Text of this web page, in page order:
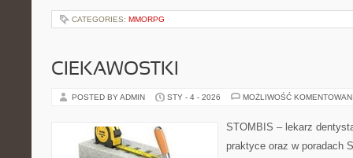
CATEGORIES: MMORPG
CIEKAWOSTKI
POSTED BY ADMIN STY - 4 - 2026 MOŻLIWOŚĆ
STOMBIS – lekarz
praktyce oraz w poradach